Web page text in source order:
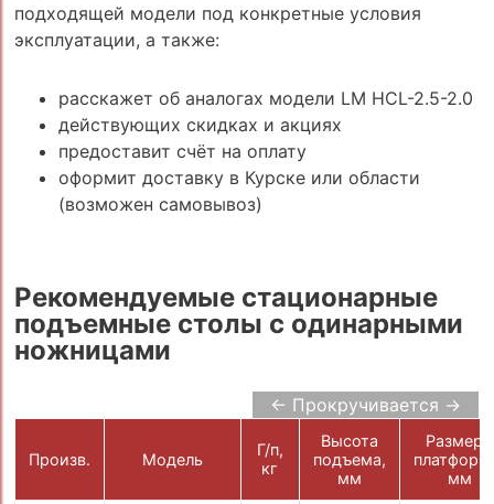
подходящей модели под конкретные условия
эксплуатации, а также:
расскажет об аналогах модели LM HCL-2.5-2.0
действующих скидках и акциях
предоставит счёт на оплату
оформит доставку в Курске или области
(возможен самовывоз)
Рекомендуемые стационарные
подъемные столы с одинарными
ножницами
← Прокручивается →
Произв. Модель
Г/п,
кг
Высота
подъема,
мм
Размеры
мм